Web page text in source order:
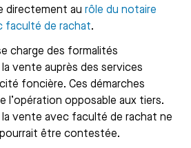
directement au rôle du notaire
faculté de rachat.
charge des formalités
vente auprès des services
foncière. Ces démarches
l’opération opposable aux tiers.
vente avec faculté de rachat ne
être contestée.